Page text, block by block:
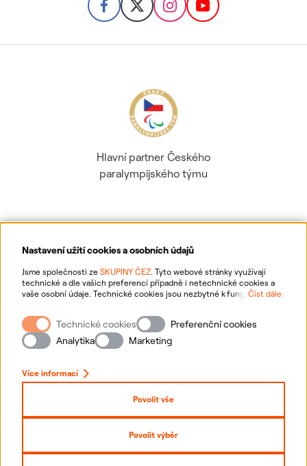
Nastavení užití cookies a osobních údajů
Jsme společnosti ze SKUPINY ČEZ. Tyto webové stránky využívají
technické a dle vašich preferencí případně i netechnické cookies a
vaše osobní údaje. Technické cookies jsou nezbytné k fungování
webové stránky vašim preferencím, k personalizaci reklam a analytice.
Pro sběr a zpracování netechnických cookies a vašich osobních údajů
nám můžete udělit souhlas. Bližší informace o vašich právech,
zpracování osobních údajů, včetně možnosti odvolání udělených
Číst dále
Technické cookies
Preferenční cookies
Analytika
Marketing
Více informací
Povolit vše
Povolit výběr
Hlavní partner Českého
paralympijského týmu
Ochrana osobních údajů
Informace o webu
Nastavení cookies
Přihlásit se
Prohlášení o přístupnosti